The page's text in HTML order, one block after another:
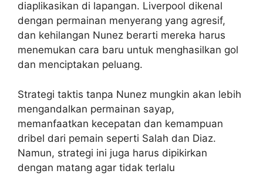
diaplikasikan di lapangan. Liverpool dikenal
dengan permainan menyerang yang agresif,
dan kehilangan Nunez berarti mereka harus
menemukan cara baru untuk menghasilkan gol
dan menciptakan peluang.
Strategi taktis tanpa Nunez mungkin akan lebih
mengandalkan permainan sayap,
memanfaatkan kecepatan dan kemampuan
dribel dari pemain seperti Salah dan Diaz.
Namun, strategi ini juga harus dipikirkan
dengan matang agar tidak terlalu